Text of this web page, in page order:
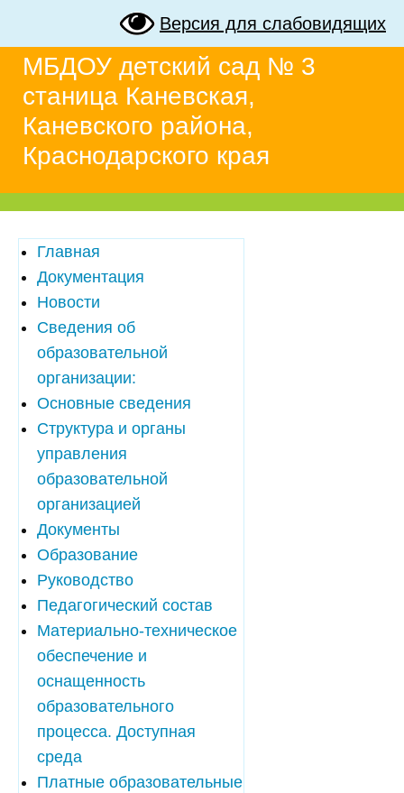
Версия для слабовидящих
МБДОУ детский сад № 3
станица Каневская,
Каневского района,
Краснодарского края
Главная
Документация
Новости
Сведения об
образовательной
организации:
Основные сведения
Структура и органы
управления
образовательной
организацией
Документы
Образование
Руководство
Педагогический состав
Материально-техническое
обеспечение и
оснащенность
образовательного
процесса. Доступная
среда
Платные образовательные